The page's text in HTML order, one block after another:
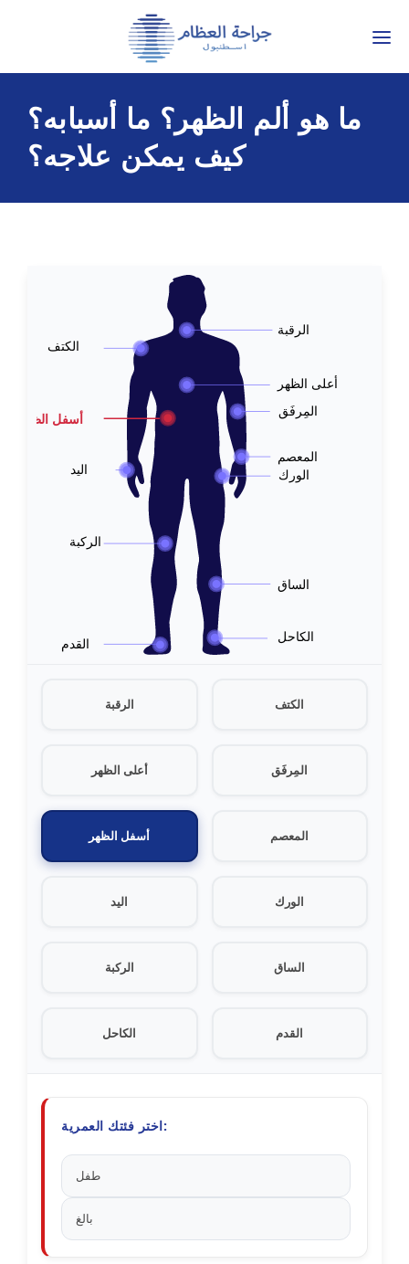
التواصل: +90 536 452 53 77
TÜRKÇE
ENGLISH
РУССКИЙ
اختبار تشخيصي عبر الإنترنت
ما هو ألم الظهر؟ ما أسبابه؟
كيف يمكن علاجه؟
الكتف
الرقبة
أعلى الظهر
المِرفَق
الورك
الكاحل
الركبة
اليد
القدم
أسفل الظهر
الساق
المعصم
الرقبة الكتف
أعلى الظهر المِرفَق
أسفل الظهر المعصم
اليد الورك
الركبة الساق
الكاحل القدم
اختر فئتك العمرية:
طفل
بالغ